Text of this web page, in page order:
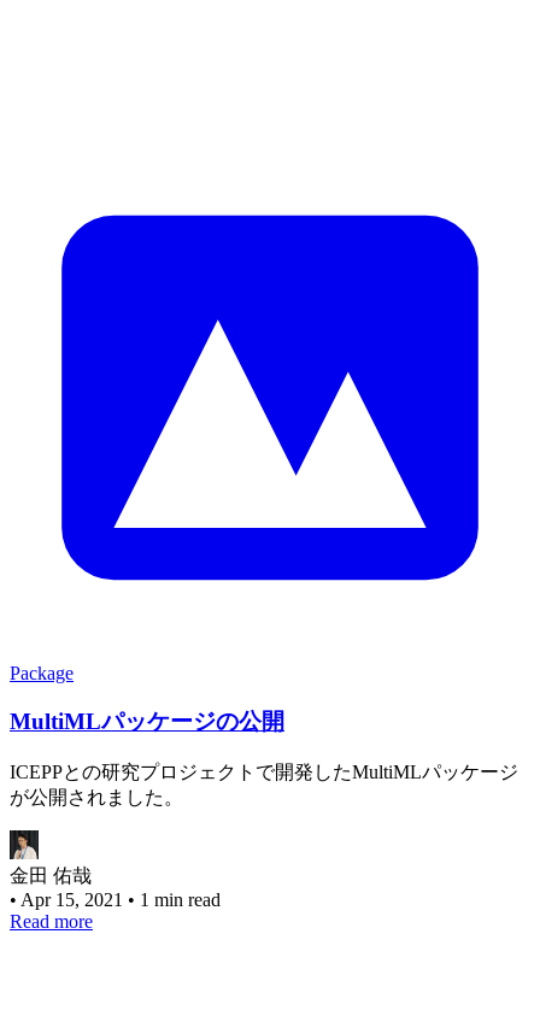
Package
MultiMLパッケージの公開
ICEPPとの研究プロジェクトで開発したMultiMLパッケージ
が公開されました。
金田 佑哉
• Apr 15, 2021 • 1 min read
Read more